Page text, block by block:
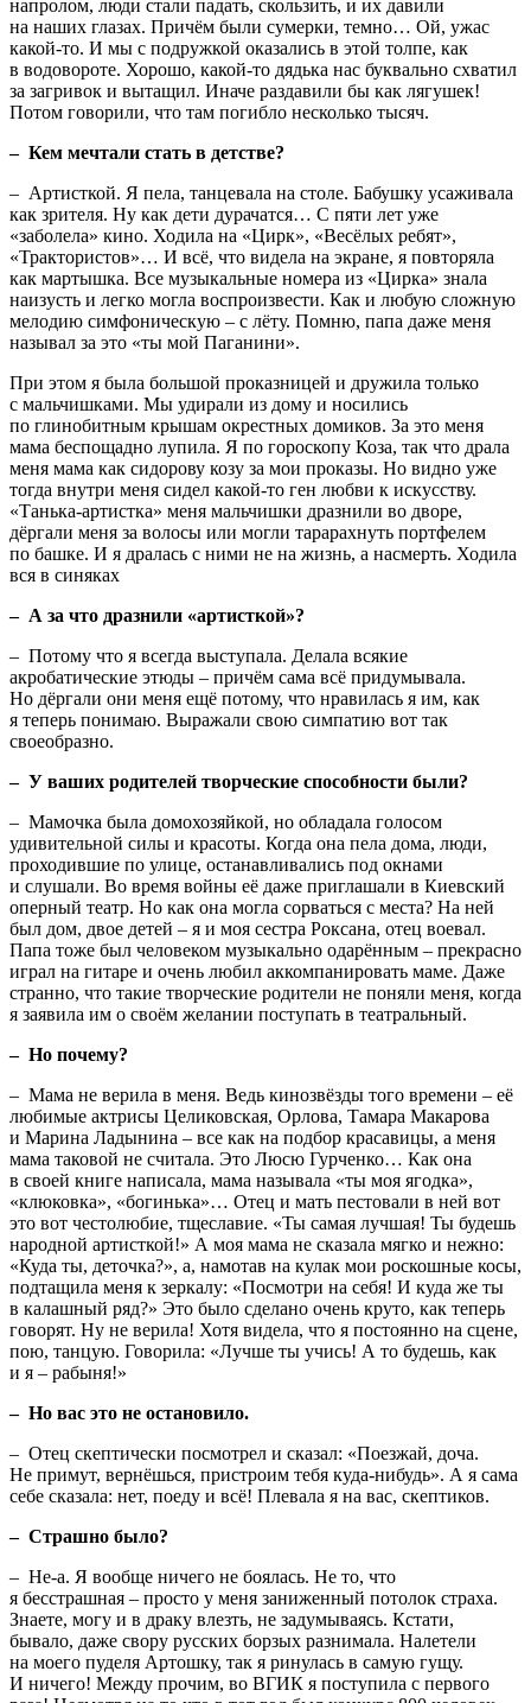
напролом, люди стали падать, скользить, и их давили
на наших глазах. Причём были сумерки, темно… Ой, ужас
какой-то. И мы с подружкой оказались в этой толпе, как
в водовороте. Хорошо, какой-то дядька нас буквально схватил
за загривок и вытащил. Иначе раздавили бы как лягушек!
Потом говорили, что там погибло несколько тысяч.
– Кем мечтали стать в детстве?
– Артисткой. Я пела, танцевала на столе. Бабушку усаживала
как зрителя. Ну как дети дурачатся… С пяти лет уже
«заболела» кино. Ходила на «Цирк», «Весёлых ребят»,
«Трактористов»… И всё, что видела на экране, я повторяла
как мартышка. Все музыкальные номера из «Цирка» знала
наизусть и легко могла воспроизвести. Как и любую сложную
мелодию симфоническую – с лёту. Помню, папа даже меня
называл за это «ты мой Паганини».
При этом я была большой проказницей и дружила только
с мальчишками. Мы удирали из дому и носились
по глинобитным крышам окрестных домиков. За это меня
мама беспощадно лупила. Я по гороскопу Коза, так что драла
меня мама как сидорову козу за мои проказы. Но видно уже
тогда внутри меня сидел какой-то ген любви к искусству.
«Танька-артистка» меня мальчишки дразнили во дворе,
дёргали меня за волосы или могли тарарахнуть портфелем
по башке. И я дралась с ними не на жизнь, а насмерть. Ходила
вся в синяках
– А за что дразнили «артисткой»?
– Потому что я всегда выступала. Делала всякие
акробатические этюды – причём сама всё придумывала.
Но дёргали они меня ещё потому, что нравилась я им, как
я теперь понимаю. Выражали свою симпатию вот так
своеобразно.
– У ваших родителей творческие способности были?
– Мамочка была домохозяйкой, но обладала голосом
удивительной силы и красоты. Когда она пела дома, люди,
проходившие по улице, останавливались под окнами
и слушали. Во время войны её даже приглашали в Киевский
оперный театр. Но как она могла сорваться с места? На ней
был дом, двое детей – я и моя сестра Роксана, отец воевал.
Папа тоже был человеком музыкально одарённым – прекрасно
играл на гитаре и очень любил аккомпанировать маме. Даже
странно, что такие творческие родители не поняли меня, когда
я заявила им о своём желании поступать в театральный.
– Но почему?
– Мама не верила в меня. Ведь кинозвёзды того времени – её
любимые актрисы Целиковская, Орлова, Тамара Макарова
и Марина Ладынина – все как на подбор красавицы, а меня
мама таковой не считала. Это Люсю Гурченко… Как она
в своей книге написала, мама называла «ты моя ягодка»,
«клюковка», «богинька»… Отец и мать пестовали в ней вот
это вот честолюбие, тщеславие. «Ты самая лучшая! Ты будешь
народной артисткой!» А моя мама не сказала мягко и нежно:
«Куда ты, деточка?», а, намотав на кулак мои роскошные косы,
подтащила меня к зеркалу: «Посмотри на себя! И куда же ты
в калашный ряд?» Это было сделано очень круто, как теперь
говорят. Ну не верила! Хотя видела, что я постоянно на сцене,
пою, танцую. Говорила: «Лучше ты учись! А то будешь, как
и я – рабыня!»
– Но вас это не остановило.
– Отец скептически посмотрел и сказал: «Поезжай, доча.
Не примут, вернёшься, пристроим тебя куда-нибудь». А я сама
себе сказала: нет, поеду и всё! Плевала я на вас, скептиков.
– Страшно было?
– Не-а. Я вообще ничего не боялась. Не то, что
я бесстрашная – просто у меня заниженный потолок страха.
Знаете, могу и в драку влезть, не задумываясь. Кстати,
бывало, даже свору русских борзых разнимала. Налетели
на моего пуделя Артошку, так я ринулась в самую гущу.
И ничего! Между прочим, во ВГИК я поступила с первого